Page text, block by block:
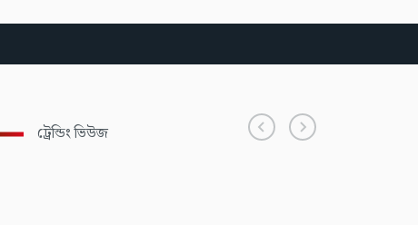
ট্রেন্ডিং ভিউজ